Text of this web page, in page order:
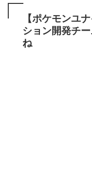
【ポケモンユ
ション開発チ
ね